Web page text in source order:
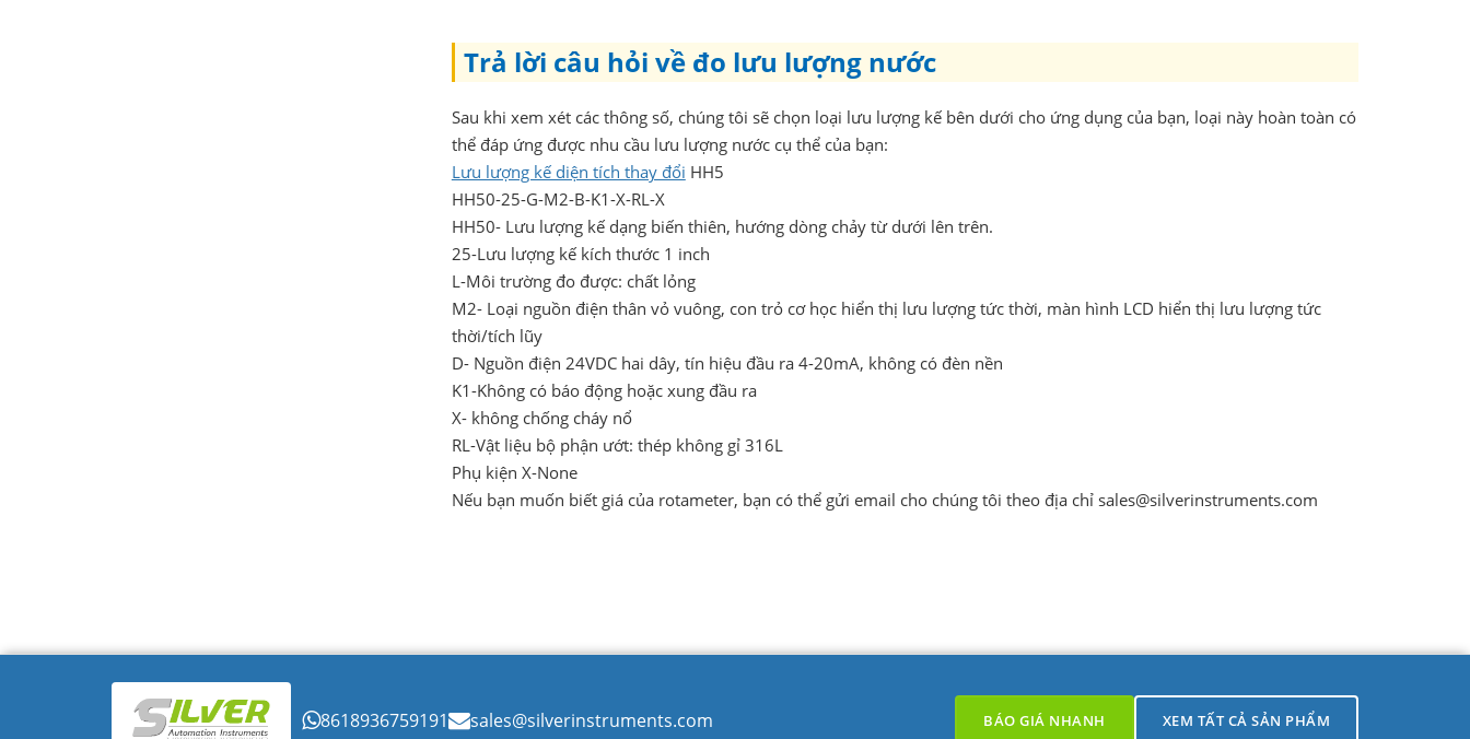
Trả lời câu hỏi về đo lưu lượng nước
Sau khi xem xét các thông số, chúng tôi sẽ chọn loại lưu lượng kế bên dưới cho ứng dụng của bạn, loại này hoàn toàn có
thể đáp ứng được nhu cầu lưu lượng nước cụ thể của bạn:
Lưu lượng kế diện tích thay đổi HH5
HH50-25-G-M2-B-K1-X-RL-X
HH50- Lưu lượng kế dạng biến thiên, hướng dòng chảy từ dưới lên trên.
25-Lưu lượng kế kích thước 1 inch
L-Môi trường đo được: chất lỏng
M2- Loại nguồn điện thân vỏ vuông, con trỏ cơ học hiển thị lưu lượng tức thời, màn hình LCD hiển thị lưu lượng tức
thời/tích lũy
D- Nguồn điện 24VDC hai dây, tín hiệu đầu ra 4-20mA, không có đèn nền
K1-Không có báo động hoặc xung đầu ra
X- không chống cháy nổ
RL-Vật liệu bộ phận ướt: thép không gỉ 316L
Phụ kiện X-None
Nếu bạn muốn biết giá của rotameter, bạn có thể gửi email cho chúng tôi theo địa chỉ sales@silverinstruments.com
8618936759191 sales@silverinstruments.com BÁO GIÁ NHANH XEM TẤT CẢ SẢN PHẨM